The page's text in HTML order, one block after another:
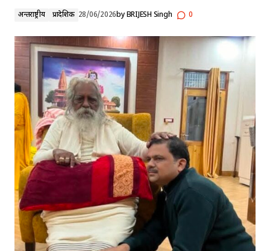
अन्तर्राष्ट्रीय प्रादेशिक 28/06/2026by BRIJESH Singh 0